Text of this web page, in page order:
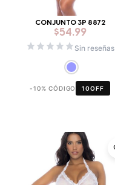
CONJUNTO 3P 8872
$54.99
Sin reseñas
-10% CÓDIGO 10OFF